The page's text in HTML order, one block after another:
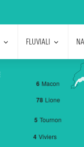
FLUVIALI
4 Viviers
5 Tournon
6 Macon
78 Lione